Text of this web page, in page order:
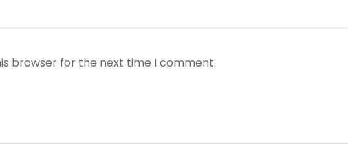
browser for the next time I comment.